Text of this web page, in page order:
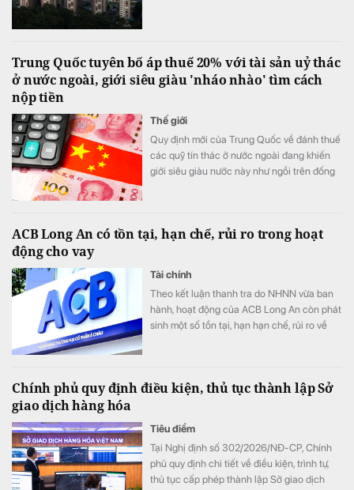
Trung Quốc tuyên bố áp thuế 20% với tài sản uỷ thác
ở nước ngoài, giới siêu giàu 'nháo nhào' tìm cách
nộp tiền
Thế giới
Quy định mới của Trung Quốc về đánh thuế
các quỹ tín thác ở nước ngoài đang khiến
giới siêu giàu nước này như ngồi trên đống
ACB Long An có tồn tại, hạn chế, rủi ro trong hoạt
động cho vay
Tài chính
Theo kết luận thanh tra do NHNN vừa ban
hành, hoạt động của ACB Long An còn phát
sinh một số tồn tại, hạn hạn chế, rủi ro về
động chuyển tiền ra nước ngoài.
Chính phủ quy định điều kiện, thủ tục thành lập Sở
giao dịch hàng hóa
Tiêu điểm
Tại Nghị định số 302/2026/NĐ-CP, Chính
phủ quy định chi tiết về điều kiện, trình tự,
thủ tục cấp phép thành lập Sở giao dịch